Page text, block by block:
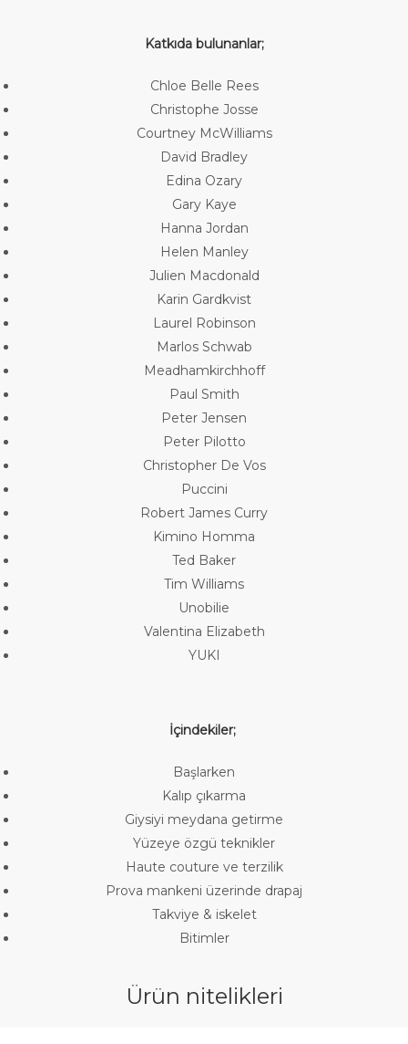
Katkıda bulunanlar;
Chloe Belle Rees
Christophe Josse
Courtney McWilliams
David Bradley
Edina Ozary
Gary Kaye
Hanna Jordan
Helen Manley
Julien Macdonald
Karin Gardkvist
Laurel Robinson
Marlos Schwab
Meadhamkirchhoff
Paul Smith
Peter Jensen
Peter Pilotto
Christopher De Vos
Puccini
Robert James Curry
Kimino Homma
Ted Baker
Tim Williams
Unobilie
Valentina Elizabeth
YUKI
İçindekiler;
Başlarken
Kalıp çıkarma
Giysiyi meydana getirme
Yüzeye özgü teknikler
Haute couture ve terzilik
Prova mankeni üzerinde drapaj
Takviye & iskelet
Bitimler
Ürün nitelikleri